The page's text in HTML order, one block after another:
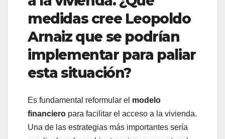
medidas cree Leopoldo
Arnaiz que se podrían
implementar para paliar
esta situación?
Es fundamental reformular el modelo
financiero para facilitar el acceso a la vivienda.
Una de las estrategias más importantes sería